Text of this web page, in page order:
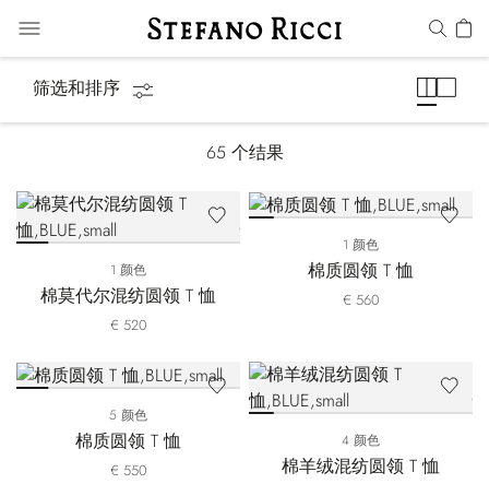
筛选和排序
65 个结果
1 颜色
棉莫代尔混纺圆领 T 恤
€ 520
1 颜色
棉质圆领 T 恤
€ 560
5 颜色
棉质圆领 T 恤
€ 550
4 颜色
棉羊绒混纺圆领 T 恤